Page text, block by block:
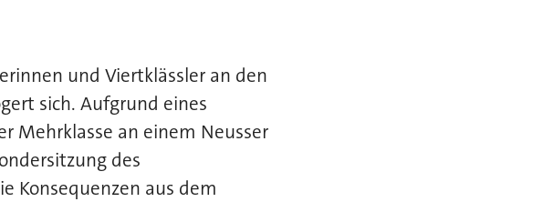
und Viertklässler an den
sich. Aufgrund eines
Mehrklasse an einem Neusser
des
Konsequenzen aus dem